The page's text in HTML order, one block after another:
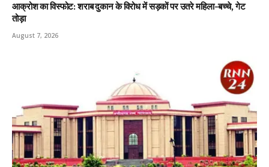
आक्रोश का विस्फोट: शराब दुकान के विरोध में सड़कों पर उतरे महिला-बच्चे, गेट
तोड़ा
August 7, 2026